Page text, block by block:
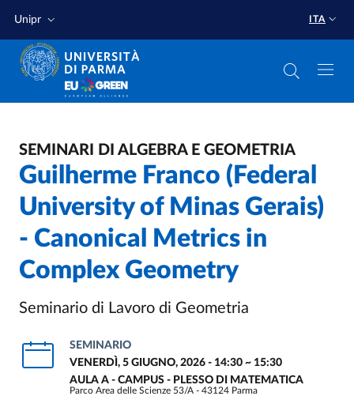
Unipr ITA
SEMINARI DI ALGEBRA E GEOMETRIA
Guilherme Franco (Federal
University of Minas Gerais)
- Canonical Metrics in
Complex Geometry
Seminario di Lavoro di Geometria
SEMINARIO
VENERDÌ, 5 GIUGNO, 2026 - 14:30 ~ 15:30
AULA A - CAMPUS - PLESSO DI MATEMATICA
Parco Area delle Scienze 53/A - 43124 Parma